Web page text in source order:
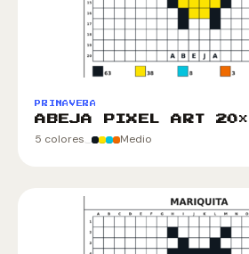
PRIMAVERA
ABEJA PIXEL ART
5 colores Medio